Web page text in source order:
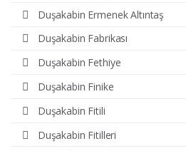
Duşakabin Ermenek Altıntaş
Duşakabin Fabrikası
Duşakabin Fethiye
Duşakabin Finike
Duşakabin Fitili
Duşakabin Fitilleri